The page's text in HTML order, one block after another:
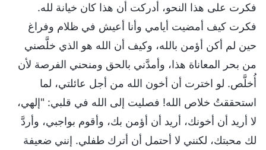
فكرت على هذا النحو، أدركت أن هذا كان خيانة لله.
فكرت كيف أمضيت أيامي وأنا أعيش في ظلام وفراغ
حين لم أكن أؤمن بالله، وكيف أن الله هو الذي خلَّصني
من بحر المعاناة هذا، وأمدَّني بالحق ومنحني الفرصة لأن
أُخلَّص. لو اخترت أن أخون الله من أجل عائلتي، لما
استحققتُ خلاص الله! فصليت إلى الله في قلبي: "إلهي،
لا أريد أن أخونك، أريد أن أؤمن بك، وأقوم بواجبي، وأردَّ
لك محبتك، لكنني لا أحتمل أن أترك طفلي. إنني ضعيفة